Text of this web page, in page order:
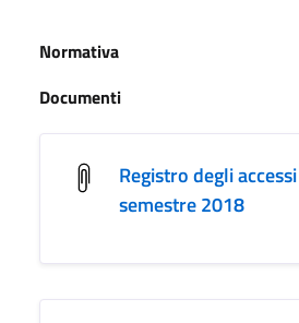
Normativa
Documenti
Registro degli
semestre 2018